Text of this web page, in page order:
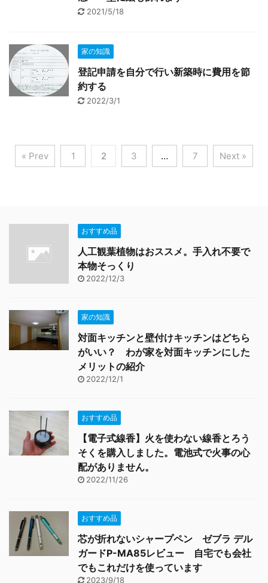
2021/5/18
家の知識
登記申請を自分で行い新築時に費用を節
約する
2022/3/1
« Prev 1 2 3 … 7 Next »
おすすめ品
人工観葉植物はおススメ。手入れ不要で
本物そっくり
2022/12/3
家の知識
対面キッチンと壁付けキッチンはどちら
がいい？ わが家を対面キッチンにした
メリットの紹介
2022/12/1
おすすめ品
【電子式線香】火を使わない線香とろう
そくを購入しました。電池式で火事の心
配がありません。
2022/11/26
おすすめ品
芯が折れないシャープペン ゼブラ デル
ガードP-MA85レビュー 自宅でも会社
でもこれだけを使っています
2023/9/18